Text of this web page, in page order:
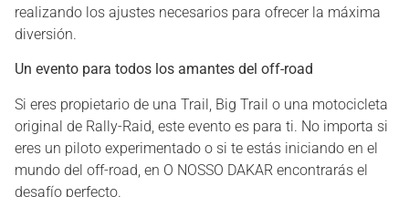
realizando los ajustes necesarios para ofrecer la máxima
diversión.
Un evento para todos los amantes del off-road
Si eres propietario de una Trail, Big Trail o una motocicleta
original de Rally-Raid, este evento es para ti. No importa si
eres un piloto experimentado o si te estás iniciando en el
mundo del off-road, en O NOSSO DAKAR encontrarás el
desafío perfecto.